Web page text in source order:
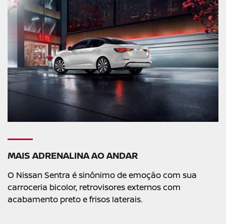
MAIS ADRENALINA AO ANDAR
O Nissan Sentra é sinônimo de emoção com sua
carroceria bicolor, retrovisores externos com
acabamento preto e frisos laterais.